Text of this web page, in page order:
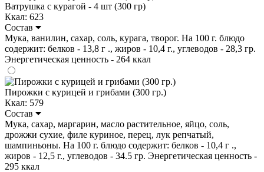
Ватрушка с курагой - 4 шт (300 гр)
Ккал: 623
Состав
Мука, ванилин, сахар, соль, курага, творог. На 100 г. блюдо
содержит: белков - 13,8 г ., жиров - 10,4 г., углеводов - 28,3 гр.
Энергетическая ценность - 264 ккал
Пирожки с курицей и грибами (300 гр.)
Ккал: 579
Состав
Мука, сахар, маргарин, масло растительное, яйцо, соль,
дрожжи сухие, филе куриное, перец, лук репчатый,
шампиньоны. На 100 г. блюдо содержит: белков - 10,4 г .,
жиров - 12,5 г., углеводов - 34.5 гр. Энергетическая ценность -
295 ккал